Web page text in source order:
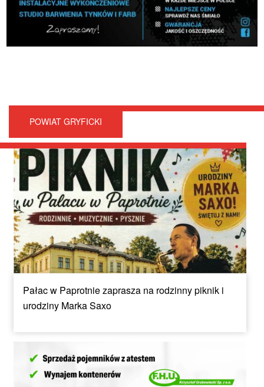
POWIAT GRYFICKI
Pałac w Paprotnie zaprasza na rodzinny piknik i
urodziny Marka Saxo